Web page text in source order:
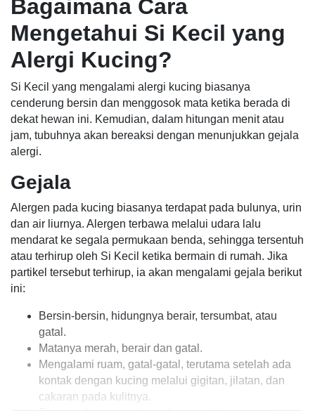
Bagaimana Cara
Mengetahui Si Kecil yang
Alergi Kucing?
Si Kecil yang mengalami alergi kucing biasanya
cenderung bersin dan menggosok mata ketika berada di
dekat hewan ini. Kemudian, dalam hitungan menit atau
jam, tubuhnya akan bereaksi dengan menunjukkan gejala
alergi.
Gejala
Alergen pada kucing biasanya terdapat pada bulunya, urin
dan air liurnya. Alergen terbawa melalui udara lalu
mendarat ke segala permukaan benda, sehingga tersentuh
atau terhirup oleh Si Kecil ketika bermain di rumah. Jika
partikel tersebut terhirup, ia akan mengalami gejala berikut
ini:
Bersin-bersin, hidungnya berair, tersumbat, atau
gatal.
Matanya merah, berair dan gatal.
Mengalami ruam, gatal-gatal, terutama setelah ada
kontak dengan kucing melalui gigitan, jilatan, dan
cakaran pada kulitnya.